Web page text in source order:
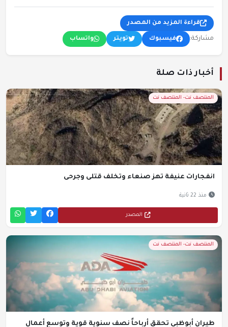
قراءة المزيد من المصدر
مشاركة: فيسبوك تويتر واتساب
أخبار ذات صلة
المنتصف نت- المنتصف نت
انفجارات عنيفة تهز صنعاء وتخلف قتلى وجرحى
منذ 22 ثانية
المصدر
المنتصف نت- المنتصف نت
طيران أبوظبي تحقق أرباحاً نصف سنوية قوية وتوسع أعمال